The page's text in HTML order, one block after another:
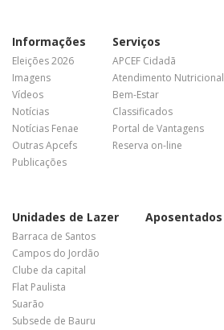
Informações
Eleições 2026
Imagens
Vídeos
Notícias
Notícias Fenae
Outras Apcefs
Publicações
Serviços
APCEF Cidadã
Atendimento Nutricional
Bem-Estar
Classificados
Portal de Vantagens
Reserva on-line
Unidades de Lazer
Barraca de Santos
Campos do Jordão
Clube da capital
Flat Paulista
Suarão
Subsede de Bauru
Aposentados